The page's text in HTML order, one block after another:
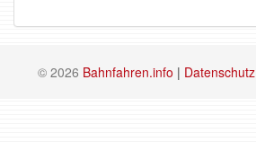
© 2026 Bahnfahren.info | Datenschutz